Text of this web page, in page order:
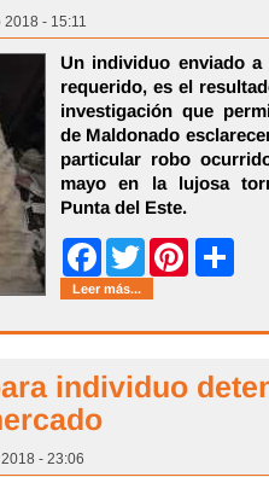
- 15:11
Un individuo enviado
requerido, es el
investigación que
de Maldonado
particular robo
mayo en la lujosa
Punta del Este.
FacebookTwitter Pinterest
Leer más...
individuo
- 23:06